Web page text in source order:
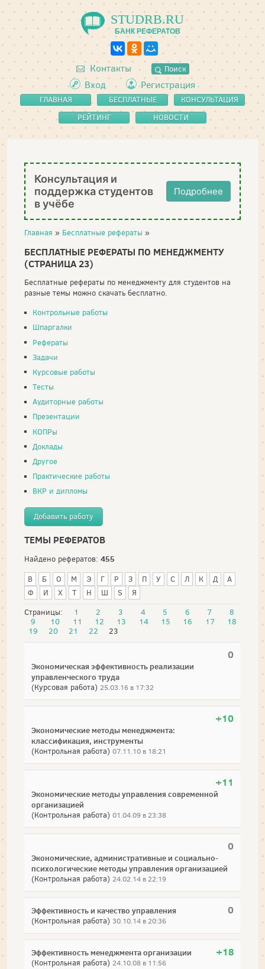
STUDRB.RU
БАНК РЕФЕРАТОВ
Контакты Поиск
Вход Регистрация
ГЛАВНАЯ
БЕСПЛАТНЫЕ
РЕФЕРАТЫ
КОНСУЛЬТАЦИЯ
РЕЙТИНГ
НОВОСТИ
Консультация и
поддержка студентов
в учёбе
Подробнее
Главная » Бесплатные рефераты »
БЕСПЛАТНЫЕ РЕФЕРАТЫ ПО МЕНЕДЖМЕНТУ
(СТРАНИЦА 23)
Бесплатные рефераты по менеджменту для студентов на
разные темы можно скачать бесплатно.
Контрольные работы
Шпаргалки
Рефераты
Задачи
Курсовые работы
Тесты
Аудиторные работы
Презентации
КОПРы
Доклады
Другое
Практические работы
ВКР и дипломы
Добавить работу
ТЕМЫ РЕФЕРАТОВ
Найдено рефератов: 455
В Б О М Э Г Р З П У С Л К Д
А
Ф
И Х Т Н Ш S
Я
Страницы:
1 2 3 4 5 6 7
8
9
10 11 12 13 14 15 16 17
18
19
20 21 22 23
0
Экономическая эффективность реализации
управленческого труда
(Курсовая работа) 25.03.16 в 17:32
+10
Экономические методы менеджмента:
классификация, инструменты
(Контрольная работа) 07.11.10 в 18:21
+11
Экономические методы управления современной
организацией
(Контрольная работа) 01.04.09 в 23:38
0
Экономические, административные и социально-
психологические методы управления организацией
(Контрольная работа) 24.02.14 в 22:19
0
Эффективность и качество управления
(Контрольная работа) 30.10.14 в 20:36
+18
Эффективность менеджмента организации
(Контрольная работа) 24.10.08 в 11:56